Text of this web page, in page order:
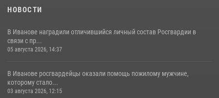
НОВОСТИ
В Иванове наградили отличившийся личный состав Росгвардии в
связи с пр...
05 августа 2026, 14:37
В Иванове росгвардейцы оказали помощь пожилому мужчине,
которому стало...
03 августа 2026, 12:15